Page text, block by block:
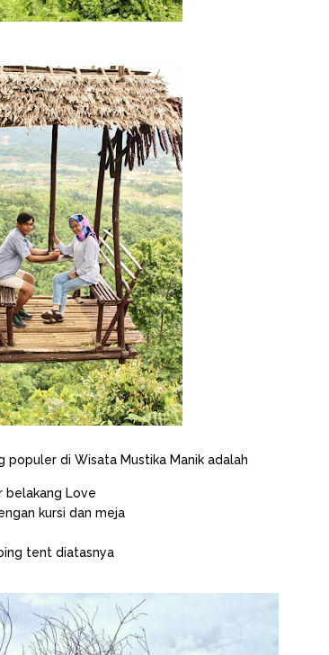
di Wisata Mustika Manik adalah
belakang Love
kursi dan meja
tent diatasnya